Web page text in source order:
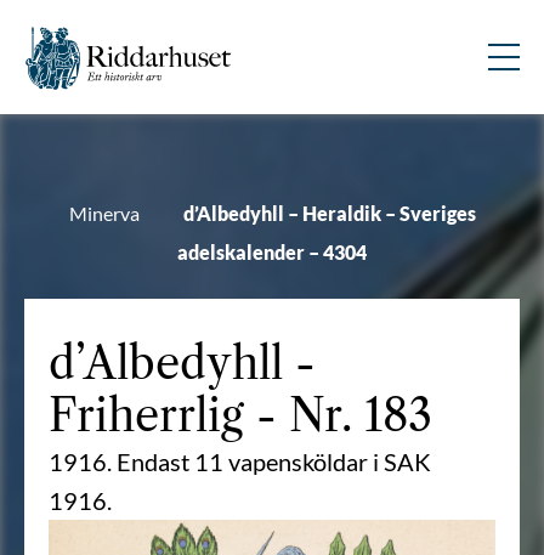
Minerva
d’Albedyhll – Heraldik – Sveriges
adelskalender – 4304
d’Albedyhll -
Friherrlig - Nr. 183
1916. Endast 11 vapensköldar i SAK
1916.